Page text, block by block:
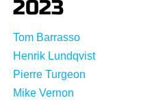
2023
Tom Barrasso
Henrik Lundqvist
Pierre Turgeon
Mike Vernon